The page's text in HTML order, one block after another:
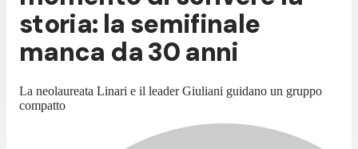
storia: la semifinale
manca da 30 anni
La neolaureata Linari e il leader Giuliani guidano un gruppo
compatto